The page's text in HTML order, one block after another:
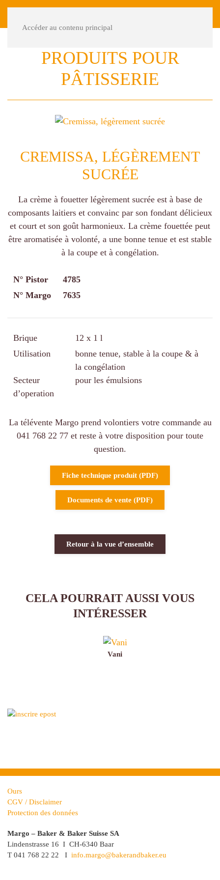
Accéder au contenu principal
PRODUITS POUR
PÂTISSERIE
CREMISSA, LÉGÈREMENT
SUCRÉE
La crème à fouetter légèrement sucrée est à base de
composants laitiers et convainc par son fondant délicieux
et court et son goût harmonieux. La crème fouettée peut
être aromatisée à volonté, a une bonne tenue et est stable
à la coupe et à congélation.
N° Pistor
4785
N° Margo
7635
Brique
12 x 1 l
Utilisation
bonne tenue, stable à la coupe & à
la congélation
Secteur
d’operation
pour les émulsions
La télévente Margo prend volontiers votre commande au
041 768 22 77 et reste à votre disposition pour toute
question.
Fiche technique produit (PDF)
Documents de vente (PDF)
Retour à la vue d’ensemble
CELA POURRAIT AUSSI VOUS
INTÉRESSER
Vani
Ours
CGV / Disclaimer
Protection des données
Margo – Baker & Baker Suisse SA
Lindenstrasse 16 I CH-6340 Baar
T 041 768 22 22 I info.margo@bakerandbaker.eu